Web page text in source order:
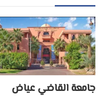
جامعة القاضي عياض